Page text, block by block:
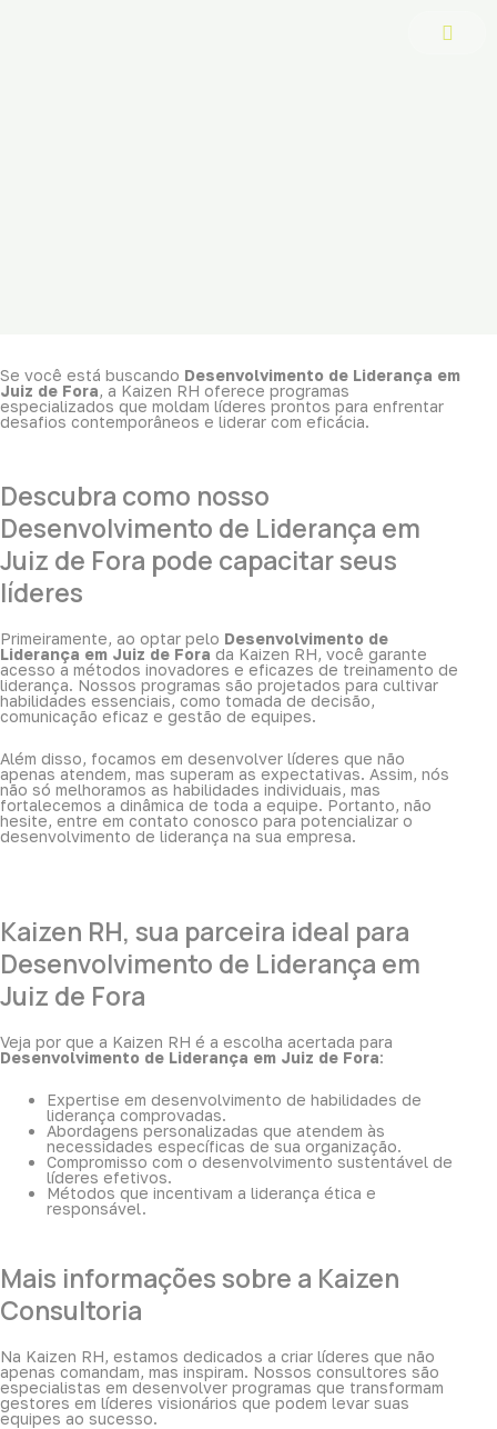
Se você está buscando Desenvolvimento de Liderança em
Juiz de Fora, a Kaizen RH oferece programas
especializados que moldam líderes prontos para enfrentar
desafios contemporâneos e liderar com eficácia.
Descubra como nosso
Desenvolvimento de Liderança em
Juiz de Fora pode capacitar seus
líderes
Primeiramente, ao optar pelo Desenvolvimento de
Liderança em Juiz de Fora da Kaizen RH, você garante
acesso a métodos inovadores e eficazes de treinamento de
liderança. Nossos programas são projetados para cultivar
habilidades essenciais, como tomada de decisão,
comunicação eficaz e gestão de equipes.
Além disso, focamos em desenvolver líderes que não
apenas atendem, mas superam as expectativas. Assim, nós
não só melhoramos as habilidades individuais, mas
fortalecemos a dinâmica de toda a equipe. Portanto, não
hesite, entre em contato conosco para potencializar o
desenvolvimento de liderança na sua empresa.
Kaizen RH, sua parceira ideal para
Desenvolvimento de Liderança em
Juiz de Fora
Veja por que a Kaizen RH é a escolha acertada para
Desenvolvimento de Liderança em Juiz de Fora:
Expertise em desenvolvimento de habilidades de
liderança comprovadas.
Abordagens personalizadas que atendem às
necessidades específicas de sua organização.
Compromisso com o desenvolvimento sustentável de
líderes efetivos.
Métodos que incentivam a liderança ética e
responsável.
Mais informações sobre a Kaizen
Consultoria
Na Kaizen RH, estamos dedicados a criar líderes que não
apenas comandam, mas inspiram. Nossos consultores são
especialistas em desenvolver programas que transformam
gestores em líderes visionários que podem levar suas
equipes ao sucesso.